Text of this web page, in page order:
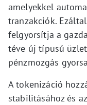
amelyekkel
tranzakciók.
felgyorsítja a
téve új típusú
pénzmozgás
A tokenizáció
stabilitásához és